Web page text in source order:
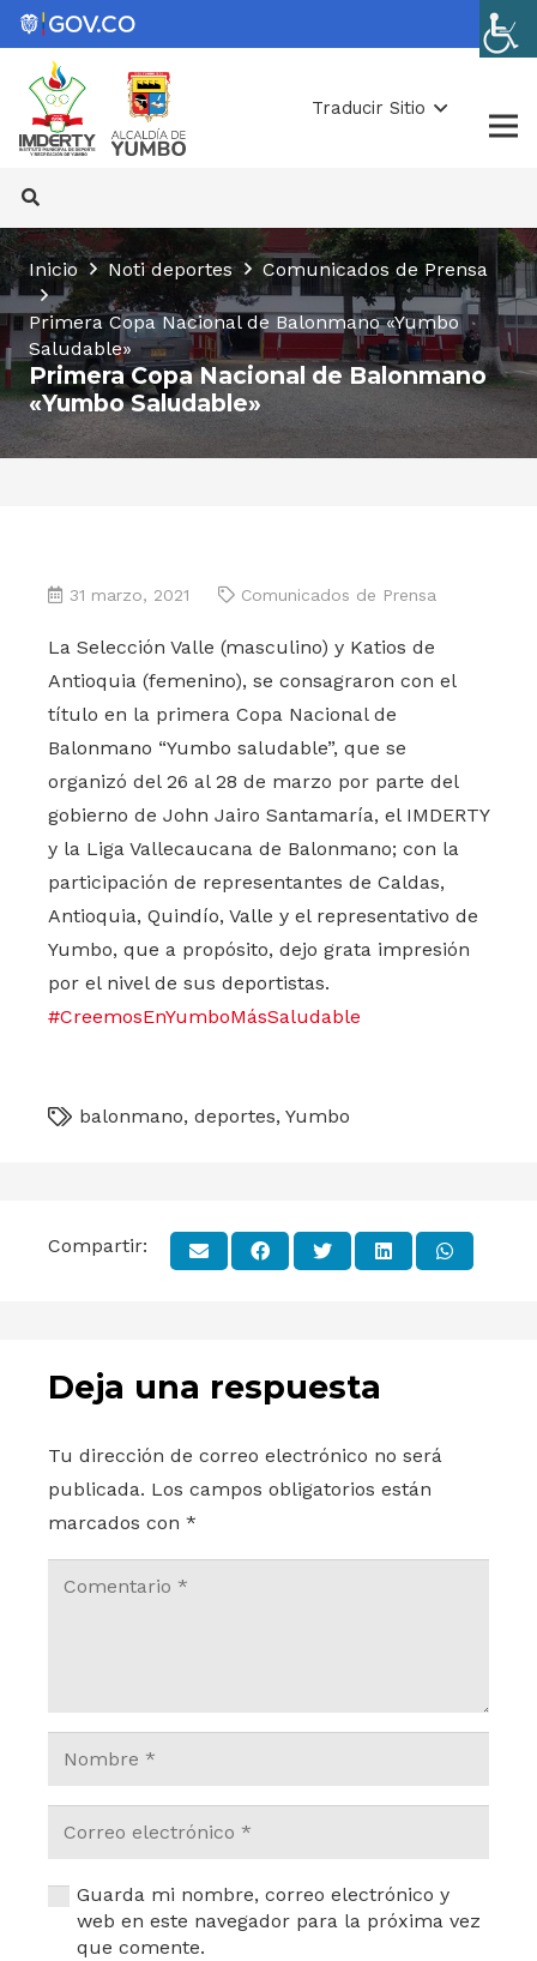
Traducir Sitio
Inicio Noti deportes Comunicados de Prensa
Primera Copa Nacional de Balonmano «Yumbo
Saludable»
Primera Copa Nacional de Balonmano
«Yumbo Saludable»
31 marzo, 2021 Comunicados de Prensa
La Selección Valle (masculino) y Katios de
Antioquia (femenino), se consagraron con el
título en la primera Copa Nacional de
Balonmano “Yumbo saludable”, que se
organizó del 26 al 28 de marzo por parte del
gobierno de John Jairo Santamaría, el IMDERTY
y la Liga Vallecaucana de Balonmano; con la
participación de representantes de Caldas,
Antioquia, Quindío, Valle y el representativo de
Yumbo, que a propósito, dejo grata impresión
por el nivel de sus deportistas.
#CreemosEnYumboMásSaludable
balonmano,deportes,Yumbo
Compartir:
Deja una respuesta
Tu dirección de correo electrónico no será
publicada. Los campos obligatorios están
marcados con *
Guarda mi nombre, correo electrónico y
web en este navegador para la próxima vez
que comente.